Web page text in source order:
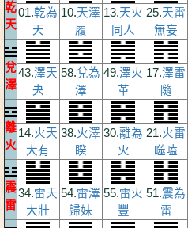
乾
天
01.乾為
天
10.天澤
履
13.天火
同人
25.天雷
無妄
兌
澤
43.澤天
夬
58.兌為
澤
49.澤火
革
17.澤雷
隨
離
火
14.火天
大有
38.火澤
睽
30.離為
火
21.火雷
噬嗑
震
雷
34.雷天
大壯
54.雷澤
歸妹
55.雷火
豐
51.震為
雷